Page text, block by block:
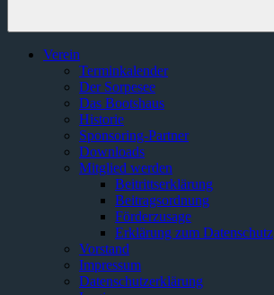
Verein
Terminkalender
Der Sorpesee
Das Bootshaus
Historie
Sponsoring-Partner
Downloads
Mitglied werden
Beitrittserklärung
Beitragsordnung
Förderzusage
Erklärung zum Datenschutz
Vorstand
Impressum
Datenschutzerklärung